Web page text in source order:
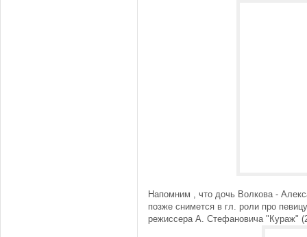
Напомним , что дочь Волкова -
позже снимется в гл. роли про
режиссера А. Стефановича "Кураж"